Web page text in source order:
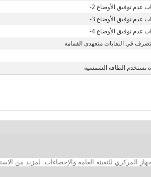
عدم توفيق الأوضاع 2-
عدم توفيق الأوضاع 3-
عدم توفيق الأوضاع 4-
في النفايات متعهدى القمامه
نستخدم الطاقه الشمسيه